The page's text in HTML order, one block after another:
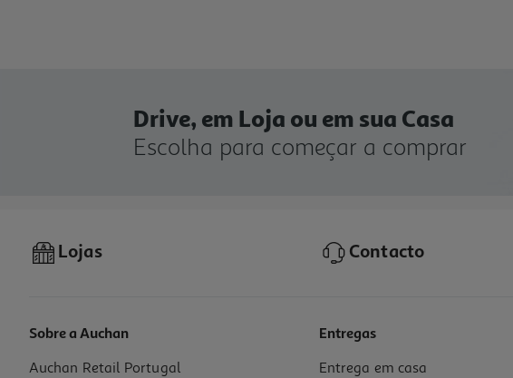
Drive, em Loja ou em sua Casa
Escolha para começar a comprar
Lojas Contacto
Sobre a Auchan
Auchan Retail Portugal
Entregas
Entrega em casa